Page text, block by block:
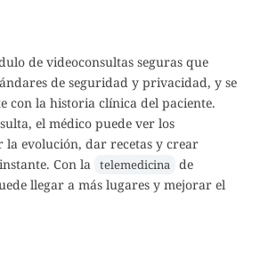
de videoconsultas seguras que
de seguridad y privacidad, y se
con la historia clínica del paciente.
el médico puede ver los
la evolución, dar recetas y crear
Con la telemedicina de
llegar a más lugares y mejorar el